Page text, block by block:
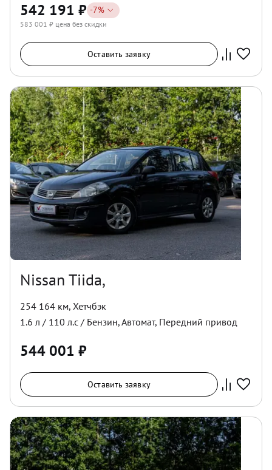
542 191 ₽ -7%
583 001 ₽ цена без скидки
Оставить заявку
Nissan Tiida,
254 164 км, Хетчбэк
1.6 л / 110 л.с / Бензин,Автомат, Передний привод
544 001 ₽
Оставить заявку